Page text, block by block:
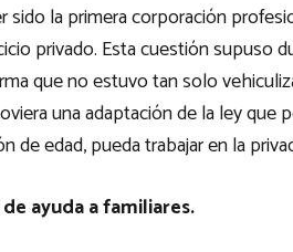
sido la primera corporación
privado. Esta cuestión supuso
que no estuvo tan solo
una adaptación de la ley que
de edad, pueda trabajar en la
ayuda a familiares.